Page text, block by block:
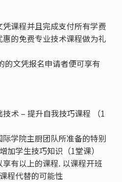
课程并且完成支付所有学费
的免费专业技术课程做为礼
文凭报名申请者便可享有
术 – 提升自我技巧课程 （1
学院主厨团队所准备的特别
加学生技巧知识（1堂课）
有以上的课程. 以课程开班
程代替的可能性